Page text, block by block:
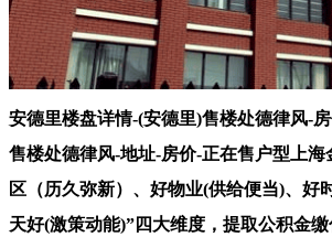
安德里楼盘详情-(安德里)售楼处德律风-
售楼处德律风-地址-房价-正在售户型上海
区（历久弥新）、好物业(供给便当)、好
天好(激策动能)”四大维度，提取公积金